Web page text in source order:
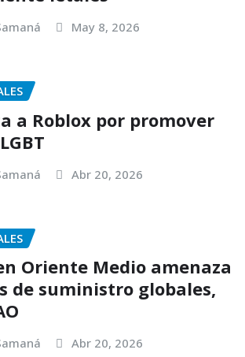
May 8, 2026
a Roblox por promover
Abr 20, 2026
Oriente Medio amenaza
de suministro globales,
Abr 20, 2026